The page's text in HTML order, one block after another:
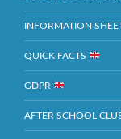
INFORMATION
QUICK FACTS
GDPR
AFTER SCHOOL